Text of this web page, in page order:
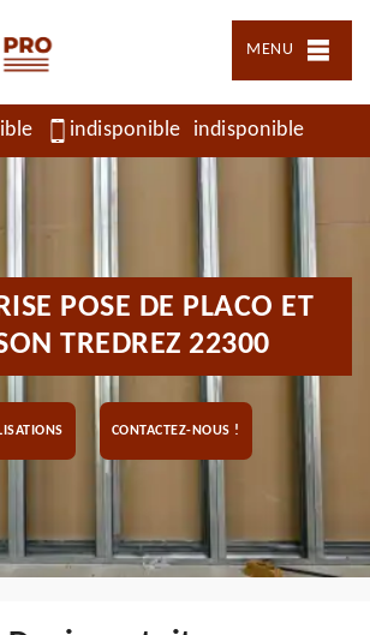
MENU
indisponible indisponible
POSE DE PLACO ET
TREDREZ 22300
CONTACTEZ-NOUS !